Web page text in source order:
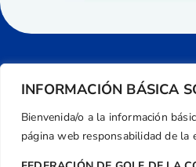
INFORMACIÓN BÁSICA
Bienvenida/o a la información
página web responsabilidad de la